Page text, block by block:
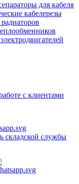
для кабеля
кабелерезы
с клиентами
складской службы